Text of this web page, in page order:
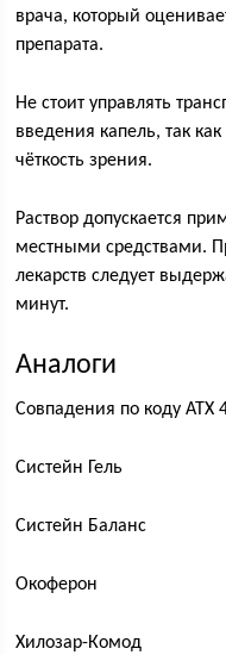
врача, который
препарата.
Не стоит управлять
введения капель, так
чёткость зрения.
Раствор допускается
местными средствами.
лекарств следует
минут.
Аналоги
Совпадения по коду АТХ
Систейн Гель
Систейн Баланс
Окоферон
Хилозар-Комод